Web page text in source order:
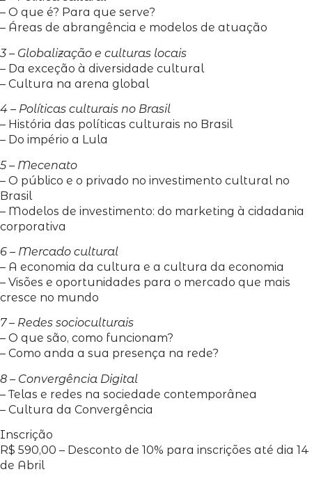
– O que é? Para que serve?
– Áreas de abrangência e modelos de atuação
3 – Globalização e culturas locais
– Da exceção à diversidade cultural
– Cultura na arena global
4 – Políticas culturais no Brasil
– História das políticas culturais no Brasil
– Do império a Lula
5 – Mecenato
– O público e o privado no investimento cultural no
Brasil
– Modelos de investimento: do marketing à cidadania
corporativa
6 – Mercado cultural
– A economia da cultura e a cultura da economia
– Visões e oportunidades para o mercado que mais
cresce no mundo
7 – Redes socioculturais
– O que são, como funcionam?
– Como anda a sua presença na rede?
8 – Convergência Digital
– Telas e redes na sociedade contemporânea
– Cultura da Convergência
Inscrição
R$ 590,00 – Desconto de 10% para inscrições até dia 14
de Abril